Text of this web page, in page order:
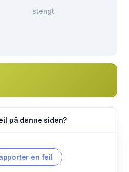
stengt
på denne siden?
en feil